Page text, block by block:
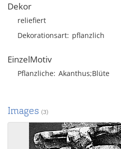
Dekor
reliefiert
Dekorationsart pflanzlich
EinzelMotiv
Pflanzliche Akanthus;Blüte
Images (3)